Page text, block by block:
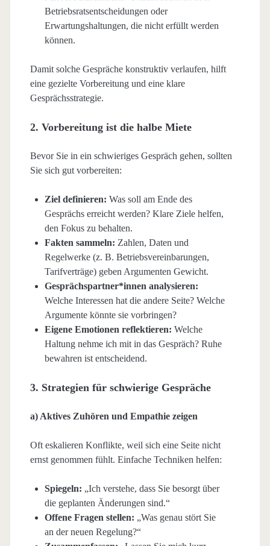
Betriebsratsentscheidungen oder
Erwartungshaltungen, die nicht erfüllt werden
können.
Damit solche Gespräche konstruktiv verlaufen, hilft
eine gezielte Vorbereitung und eine klare
Gesprächsstrategie.
2. Vorbereitung ist die halbe Miete
Bevor Sie in ein schwieriges Gespräch gehen, sollten
Sie sich gut vorbereiten:
Ziel definieren: Was soll am Ende des
Gesprächs erreicht werden? Klare Ziele helfen,
den Fokus zu behalten.
Fakten sammeln: Zahlen, Daten und
Regelwerke (z. B. Betriebsvereinbarungen,
Tarifverträge) geben Argumenten Gewicht.
Gesprächspartner*innen analysieren:
Welche Interessen hat die andere Seite? Welche
Argumente könnte sie vorbringen?
Eigene Emotionen reflektieren: Welche
Haltung nehme ich mit in das Gespräch? Ruhe
bewahren ist entscheidend.
3. Strategien für schwierige Gespräche
a) Aktives Zuhören und Empathie zeigen
Oft eskalieren Konflikte, weil sich eine Seite nicht
ernst genommen fühlt. Einfache Techniken helfen:
Spiegeln: „Ich verstehe, dass Sie besorgt über
die geplanten Änderungen sind.“
Offene Fragen stellen: „Was genau stört Sie
an der neuen Regelung?“